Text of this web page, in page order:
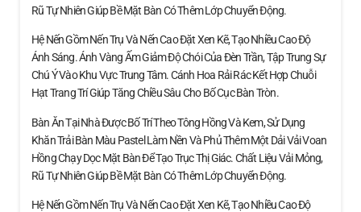
Rũ Tự Nhiên Giúp Bề Mặt Bàn Có Thêm Lớp Chuyển Động.
Hệ Nến Gồm Nến Trụ Và Nến Cao Đặt Xen Kẽ, Tạo Nhiều Cao Độ
Ánh Sáng. Ánh Vàng Ấm Giảm Độ Chói Của Đèn Trần, Tập Trung Sự
Chú Ý Vào Khu Vực Trung Tâm. Cánh Hoa Rải Rác Kết Hợp Chuỗi
Hạt Trang Trí Giúp Tăng Chiều Sâu Cho Bố Cục Bàn Tròn.
Bàn Ăn Tại Nhà Được Bố Trí Theo Tông Hồng Và Kem, Sử Dụng
Khăn Trải Bàn Màu Pastel Làm Nền Và Phủ Thêm Một Dải Vải Voan
Hồng Chạy Dọc Mặt Bàn Để Tạo Trục Thị Giác. Chất Liệu Vải Mỏng,
Rũ Tự Nhiên Giúp Bề Mặt Bàn Có Thêm Lớp Chuyển Động.
Hệ Nến Gồm Nến Trụ Và Nến Cao Đặt Xen Kẽ, Tạo Nhiều Cao Độ